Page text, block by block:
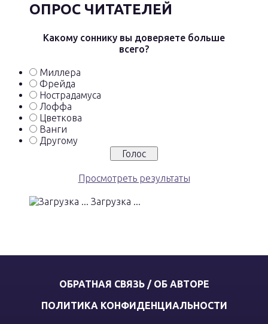
ОПРОС ЧИТАТЕЛЕЙ
Какому соннику вы доверяете больше
всего?
Миллера
Фрейда
Нострадамуса
Лоффа
Цветкова
Ванги
Другому
Просмотреть результаты
Загрузка ...
ОБРАТНАЯ СВЯЗЬ / ОБ АВТОРЕ
ПОЛИТИКА КОНФИДЕНЦИАЛЬНОСТИ